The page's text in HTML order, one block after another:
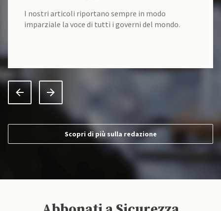
I nostri articoli riportano sempre in modo
imparziale la voce di tutti i governi del mondo.
Scopri di più sulla redazione